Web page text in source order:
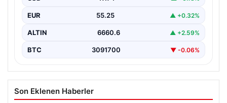
EUR 55.25 ▲ +0.32%
ALTIN 6660.6 ▲ +2.59%
BTC 3091700 ▼ -0.06%
Son Eklenen Haberler